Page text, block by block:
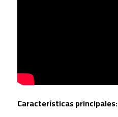
Características principales: